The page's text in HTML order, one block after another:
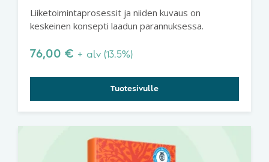
Liiketoimintaprosessit ja niiden kuvaus on
keskeinen konsepti laadun parannuksessa.
76,00 € + alv (13.5%)
Tuotesivulle